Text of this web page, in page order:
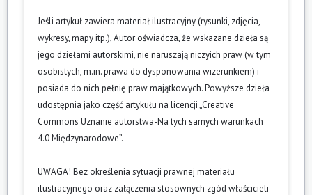
Jeśli artykuł zawiera materiał ilustracyjny (rysunki, zdjęcia,
wykresy, mapy itp.), Autor oświadcza, że wskazane dzieła są
jego dziełami autorskimi, nie naruszają niczyich praw (w tym
osobistych, m.in. prawa do dysponowania wizerunkiem) i
posiada do nich pełnię praw majątkowych. Powyższe dzieła
udostępnia jako część artykułu na licencji „Creative
Commons Uznanie autorstwa-Na tych samych warunkach
4.0 Międzynarodowe”.
UWAGA! Bez określenia sytuacji prawnej materiału
ilustracyjnego oraz załączenia stosownych zgód właścicieli